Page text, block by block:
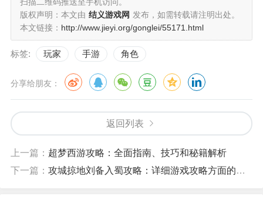
扫描二维码推送至手机访问。
版权声明：本文由 结义游戏网 发布，如需转载请注明出处。
本文链接： http://www.jieyi.org/gonglei/55171.html
标签: 玩家 手游 角色
分享给朋友：
返回列表
上一篇： 超梦西游攻略：全面指南、技巧和秘籍解析
下一篇： 攻城掠地刘备入蜀攻略：详细游戏攻略方面的描述